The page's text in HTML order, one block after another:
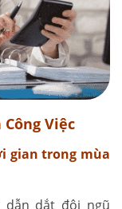
Việc
gian trong mùa
dẫn dắt đội ngũ